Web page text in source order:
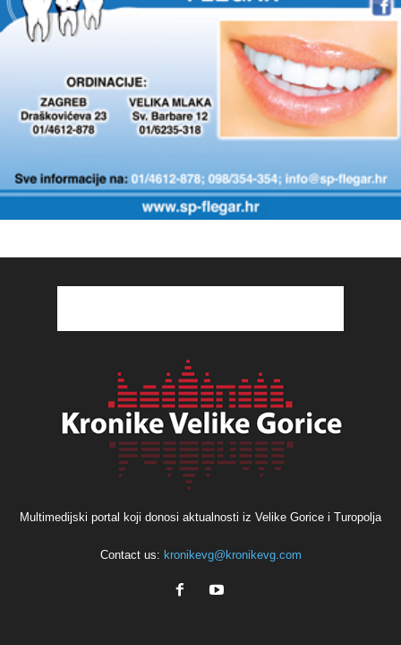
Multimedijski portal koji donosi aktualnosti iz Velike Gorice i Turopolja
Contact us: kronikevg@kronikevg.com